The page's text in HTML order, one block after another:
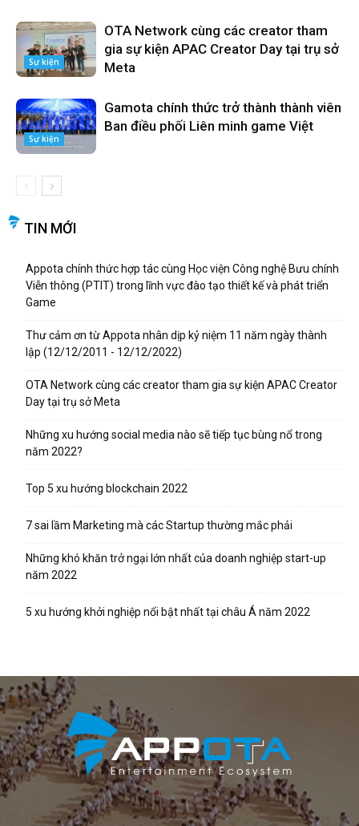
Sự kiện
OTA Network cùng các creator tham
gia sự kiện APAC Creator Day tại trụ sở
Meta
Sự kiện
Gamota chính thức trở thành thành viên
Ban điều phối Liên minh game Việt
TIN MỚI
Appota chính thức hợp tác cùng Học viện Công nghệ Bưu chính
Viễn thông (PTIT) trong lĩnh vực đào tạo thiết kế và phát triển
Game
Thư cảm ơn từ Appota nhân dịp kỷ niệm 11 năm ngày thành
lập (12/12/2011 - 12/12/2022)
OTA Network cùng các creator tham gia sự kiện APAC Creator
Day tại trụ sở Meta
Những xu hướng social media nào sẽ tiếp tục bùng nổ trong
năm 2022?
Top 5 xu hướng blockchain 2022
7 sai lầm Marketing mà các Startup thường mắc phải
Những khó khăn trở ngại lớn nhất của doanh nghiệp start-up
năm 2022
5 xu hướng khởi nghiệp nổi bật nhất tại châu Á năm 2022